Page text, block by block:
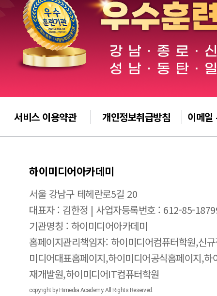
서비스 이용약관 개인정보취급방침 이메일
하이미디어아카데미
서울 강남구 테헤란로5길 20
대표자 : 김한정 | 사업자등록번호 : 612-85-
기관명칭 : 하이미디어아카데미
홈페이지관리책임자: 하이미디어컴퓨터학원,신
미디어대표홈페이지,하이미디어공식홈페이지,
재개발원,하이미디어IT컴퓨터학원
copyright by Himedia Academy. All Rights Reserved.